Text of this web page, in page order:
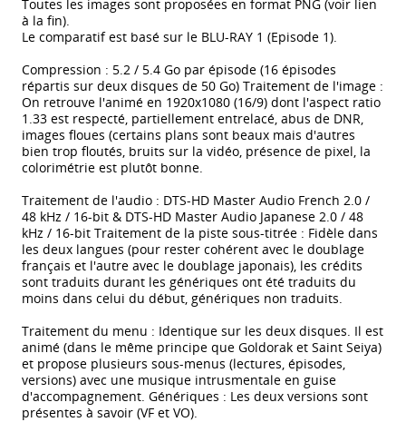
Toutes les images sont proposées en format PNG (voir lien
à la fin).
Le comparatif est basé sur le BLU-RAY 1 (Episode 1).
Compression : 5.2 / 5.4 Go par épisode (16 épisodes
répartis sur deux disques de 50 Go) Traitement de l'image :
On retrouve l'animé en 1920x1080 (16/9) dont l'aspect ratio
1.33 est respecté, partiellement entrelacé, abus de DNR,
images floues (certains plans sont beaux mais d'autres
bien trop floutés, bruits sur la vidéo, présence de pixel, la
colorimétrie est plutôt bonne.
Traitement de l'audio : DTS-HD Master Audio French 2.0 /
48 kHz / 16-bit & DTS-HD Master Audio Japanese 2.0 / 48
kHz / 16-bit Traitement de la piste sous-titrée : Fidèle dans
les deux langues (pour rester cohérent avec le doublage
français et l'autre avec le doublage japonais), les crédits
sont traduits durant les génériques ont été traduits du
moins dans celui du début, génériques non traduits.
Traitement du menu : Identique sur les deux disques. Il est
animé (dans le même principe que Goldorak et Saint Seiya)
et propose plusieurs sous-menus (lectures, épisodes,
versions) avec une musique intrusmentale en guise
d'accompagnement. Génériques : Les deux versions sont
présentes à savoir (VF et VO).